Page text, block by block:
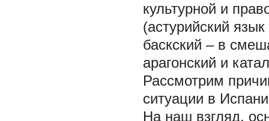
культурной и
(астурийский
баскский – в
арагонский и
Рассмотрим
ситуации в
На наш взгляд,